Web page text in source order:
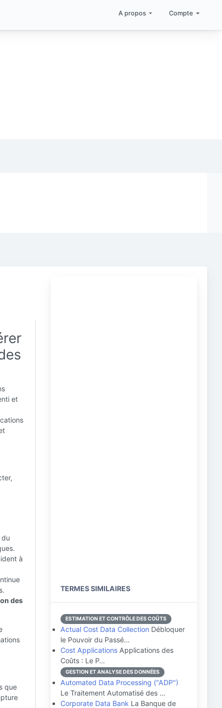
A propos Compte
et
du
à
des
que
TERMES SIMILAIRES
ESTIMATION ET CONTRÔLE DES COÛTS
Actual Cost Data Collection Débloquer
le Pouvoir du Passé…
Cost Applications Applications des
Coûts : Le P…
GESTION ET ANALYSE DES DONNÉES
Automated Data Processing ("ADP")
Le Traitement Automatisé des …
Corporate Data Bank La Banque de